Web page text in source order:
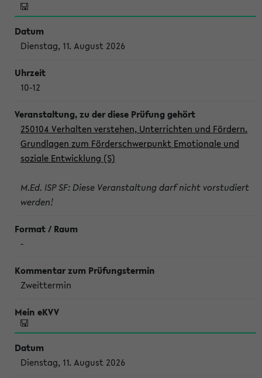
Dienstag, 11. August 2026
10-12
250104 Verhalten verstehen, Unterrichten und Fördern.
Grundlagen zum Förderschwerpunkt Emotionale und
soziale Entwicklung (S)
M.Ed. ISP SF: Diese Veranstaltung darf nicht vorstudiert
werden!
-
Zweittermin
Dienstag, 11. August 2026